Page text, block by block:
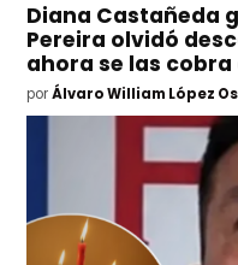
Diana Castañeda
Pereira olvidó
ahora se las
por Álvaro William López